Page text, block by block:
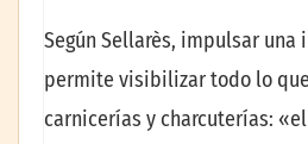
Según Sellarès, impulsar
permite visibilizar todo lo
carnicerías y charcuterías: